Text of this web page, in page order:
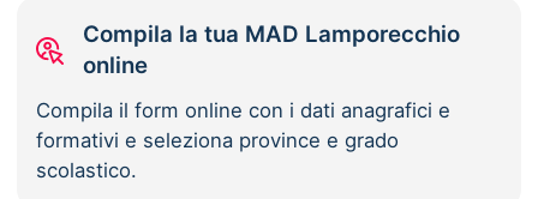
Compila la tua MAD Lamporecchio
online
Compila il form online con i dati anagrafici e
formativi e seleziona province e grado
scolastico.